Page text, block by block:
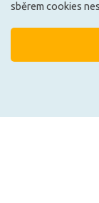
G
sběrem cookies